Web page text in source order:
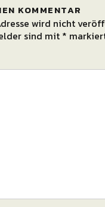
KOMMENTAR
wird nicht
sind mit *